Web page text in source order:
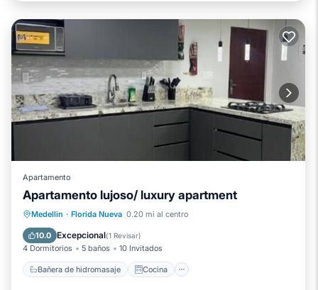
Apartamento
Apartamento lujoso/ luxury apartment
Medellin · Florida Nueva 0.20 mi al centro
10.0 Excepcional(1 Revisar)
4 Dormitorios 5 baños 10 Invitados
Bañera de hidromasaje Cocina
Bañera de hidromasaje
Cocina
Aire acondicionado